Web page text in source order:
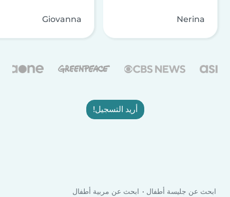
Nerina
Giovanna
أريد التسجيل!
ابحث عن جليسة أطفال ابحث عن مربية أطفال